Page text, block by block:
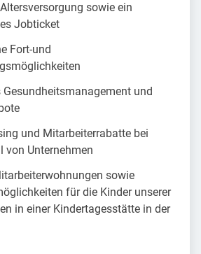
sowie ein
Jobticket
Fort-und
Gesundheitsmanagement und
und Mitarbeiterrabatte bei
von Unternehmen
sowie
für die Kinder unserer
in einer Kindertagesstätte in der